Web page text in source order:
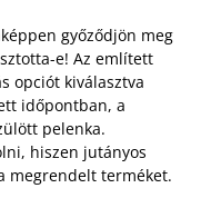
győződjön meg
e! Az említett
opciót kiválasztva
időpontban, a
pelenka.
hiszen jutányos
megrendelt terméket.